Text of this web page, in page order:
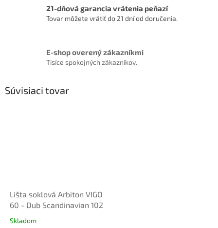
21-dňová garancia vrátenia peňazí
Tovar môžete vrátiť do 21 dní od doručenia.
E-shop overený zákazníkmi
Tisíce spokojných zákazníkov.
Súvisiaci tovar
Lišta soklová Arbiton VIGO
60 - Dub Scandinavian 102
Skladom